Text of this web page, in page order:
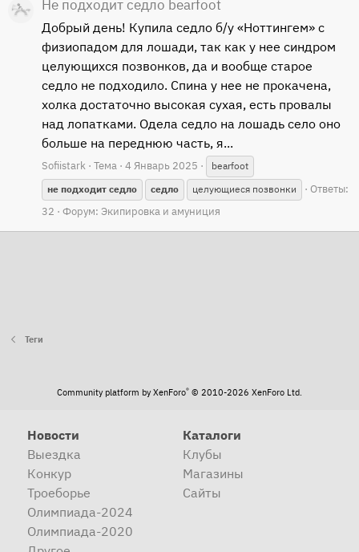
Не подходит седло bearfoot
Добрый день! Купила седло б/у «Ноттингем» с
физиопадом для лошади, так как у нее синдром
целующихся позвонков, да и вообще старое
седло не подходило. Спина у нее не прокачена,
холка достаточно высокая сухая, есть провалы
над лопатками. Одела седло на лошадь село оно
больше на переднюю часть, я...
Sofiistark Тема 4 Январь 2025
bearfoot
не подходит седло седло целующиеся позвонки
Ответы:
32
Форум: Экипировка и амуниция
Теги
Community platform by XenForo® © 2010-2026 XenForo Ltd.
Новости
Выездка
Конкур
Троеборье
Олимпиада-2024
Олимпиада-2020
Каталоги
Клубы
Магазины
Сайты